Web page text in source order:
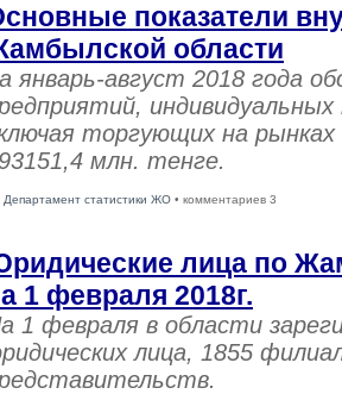
показатели
области
январь-август 2018 года
торгующих на рынках
млн. тенге.
Департамент статистики ЖО • комментариев 3
лица по
1 февраля 2018г.
1 февраля в области
лица, 1855